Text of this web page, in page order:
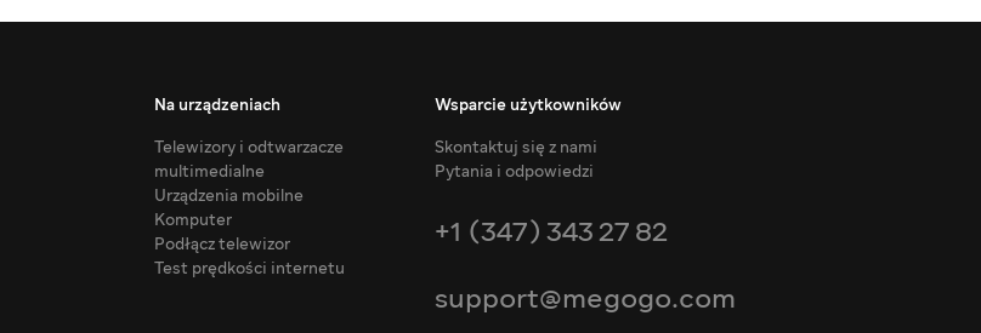
Na urządzeniach
Telewizory i odtwarzacze
multimedialne
Urządzenia mobilne
Komputer
Podłącz telewizor
Test prędkości internetu
Wsparcie użytkowników
Skontaktuj się z nami
Pytania i odpowiedzi
+1 (347) 343 27 82
support@megogo.com